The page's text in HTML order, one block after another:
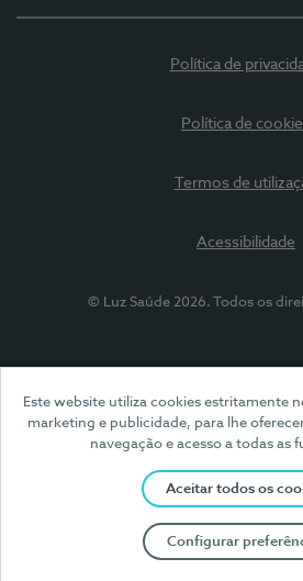
Este website utiliza cookies estritamente
marketing e publicidade, para lhe
navegação e acesso a todas as
Aceitar todos os
Configurar
Política de
Política de
Termos de
Acessibilidade
© Luz Saúde 2026. Todos os